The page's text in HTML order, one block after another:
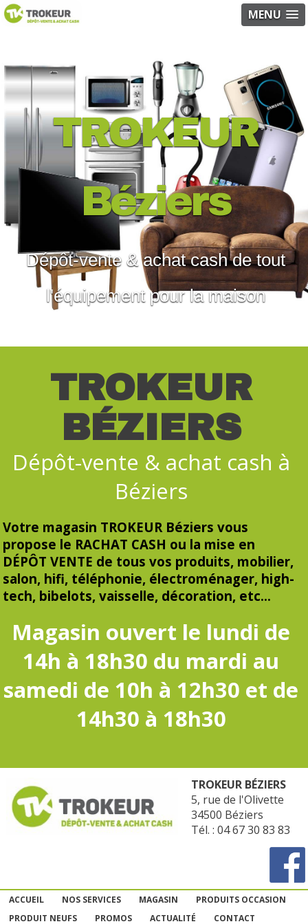
MENU
TROKEUR
Béziers
Dépôt-vente & achat cash de tout
l'équipement pour la maison
VOIR PLUS
TROKEUR
BÉZIERS
Dépôt-vente & achat cash à
Béziers
Votre magasin TROKEUR Béziers vous
propose le RACHAT CASH ou la mise en
DÉPÔT VENTE de tous vos produits, mobilier,
salon, hifi, téléphonie, électroménager, high-
tech, bibelots, vaisselle, décoration, etc...
Magasin ouvert le lundi de
14h à 18h30 du mardi au
samedi de 10h à 12h30 et de
14h30 à 18h30
TROKEUR BÉZIERS
5, rue de l'Olivette
34500 Béziers
Tél. : 04 67 30 83 83
ACCUEIL NOS SERVICES MAGASIN
PRODUITS OCCASION
PRODUIT NEUFS
PROMOS ACTUALITÉ CONTACT